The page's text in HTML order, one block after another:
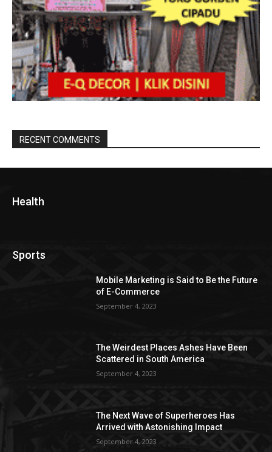
RECENT COMMENTS
Health
Sports
Mobile Marketing is Said to Be the Future
of E-Commerce
September 4, 2023
The Weirdest Places Ashes Have Been
Scattered in South America
September 4, 2023
The Next Wave of Superheroes Has
Arrived with Astonishing Impact
September 4, 2023